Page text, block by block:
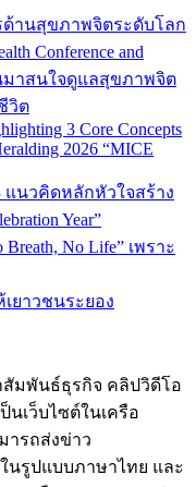
านสุขภาพจิตระดับโลก
Conference and
มาสนใจดูแลสุขภาพจิต
วิต
3 Core Concepts
2026 “MICE
แนวคิดหลักหัวใจสร้าง
Year”
Breath, No Life” เพราะ
ยาวชนระยอง
าสัมพันธ์ธุรกิจ คลิปวิดีโอ
เว็บไซต์ในเครือ
มารถส่งข่าว
รูปแบบภาษาไทย และ